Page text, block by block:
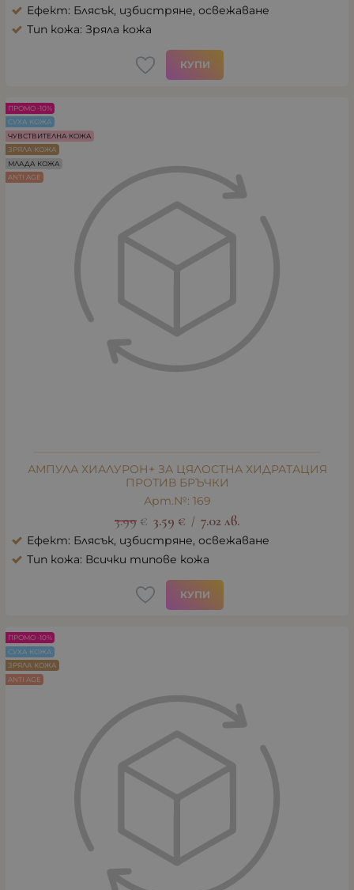
Ефект: Блясък, избистряне, освежаване
Тип кожа: Зряла кожа
КУПИ
АМПУЛА ХИАЛУРОН+ ЗА ЦЯЛОСТНА ХИДРАТАЦИЯ
ПРОТИВ БРЪЧКИ
Арт.№: 169
3.99 € 3.59 € / 7.02 лв.
Ефект: Блясък, избистряне, освежаване
Тип кожа: Всички типове кожа
КУПИ
ПРОМО -10%
СУХА КОЖА
ЧУВСТВИТЕЛНА КОЖА
ЗРЯЛА КОЖА
МЛАДА КОЖА
ANTI AGE
ПРОМО -10%
СУХА КОЖА
ЗРЯЛА КОЖА
ANTI AGE